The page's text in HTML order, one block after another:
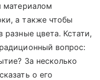
материалом
а также чтобы
разные цвета. Кстати,
вопрос:
За несколько
о его